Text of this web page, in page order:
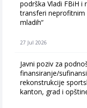
podrška Vladi FBiH i
transferi neprofitnim
mladih“
27 Jul 2026
Javni poziv za
finansiranje/
rekonstrukcije
kanton, grad i